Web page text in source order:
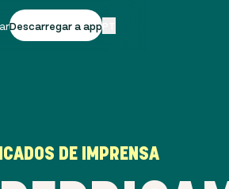
Descarregar a app
DE IMPRENSA